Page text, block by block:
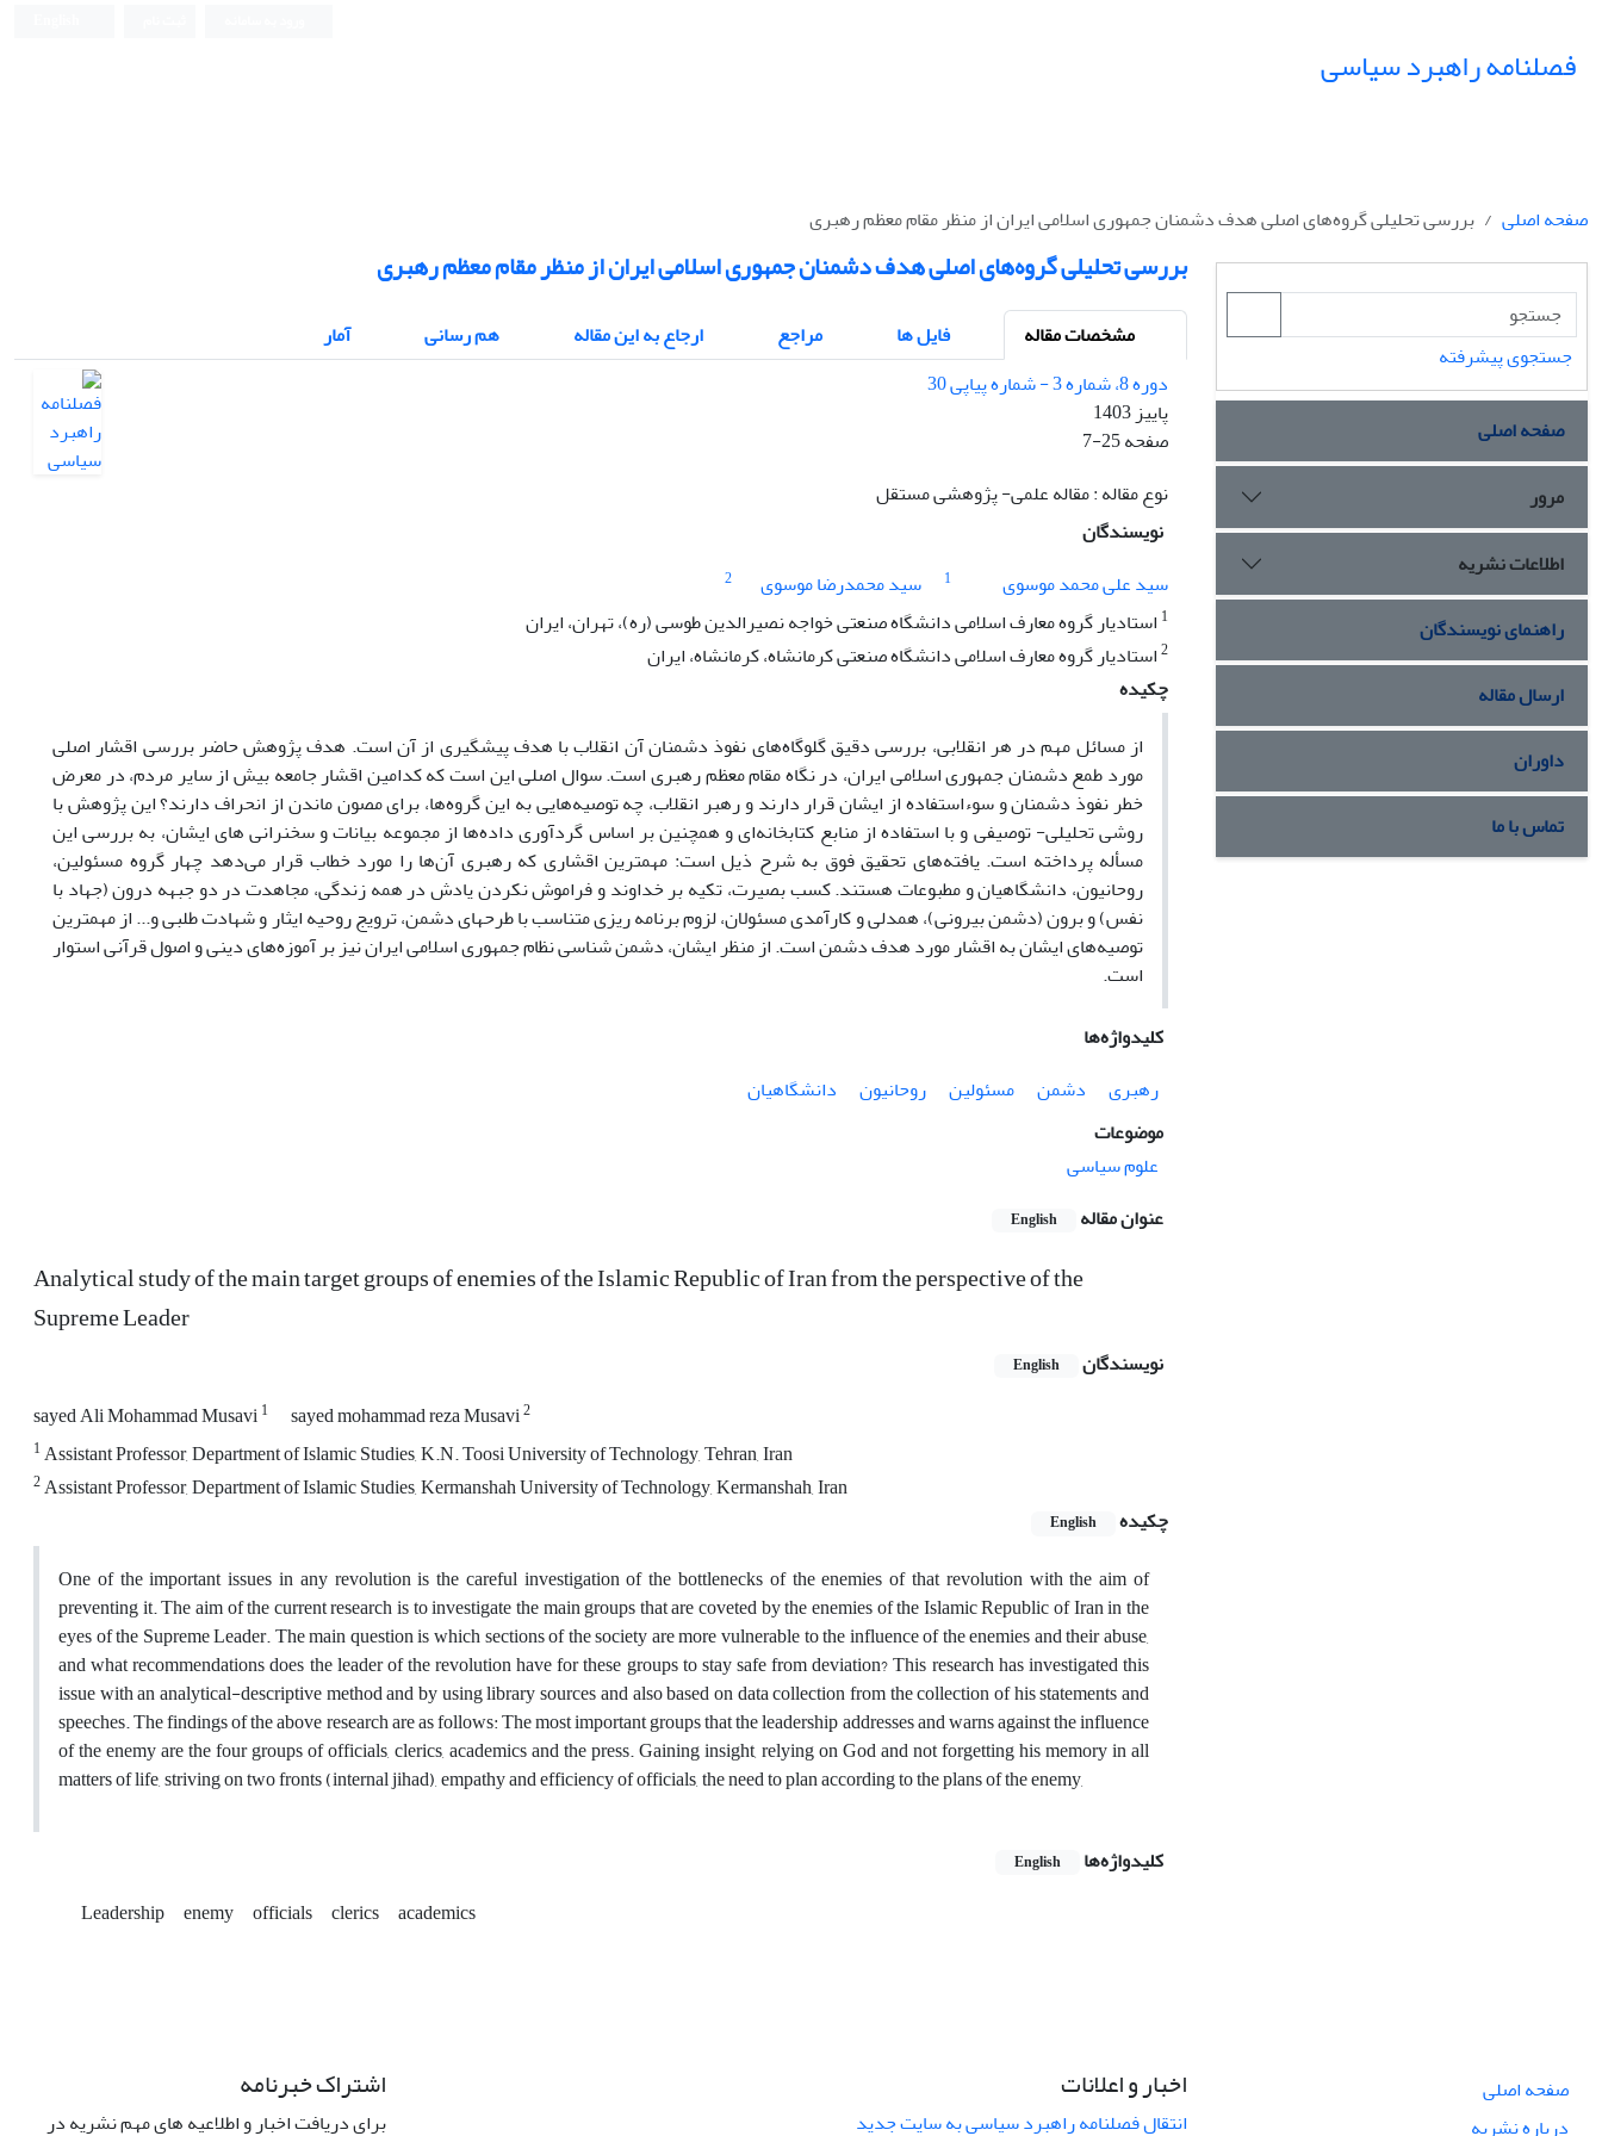
فصلنامه راهبرد سیاسی
صفحه اصلی بررسی تحلیلی گروه‌های اصلی هدف دشمنان جمهوری اسلامی ایران از منظر مقام معظم رهبری
بررسی تحلیلی گروه‌های اصلی هدف دشمنان جمهوری اسلامی ایران از منظر مقام معظم رهبری
مشخصات مقاله فایل ها مراجع ارجاع به این مقاله هم رسانی
آمار
دوره 8، شماره 3 - شماره پیاپی 30
پاییز 1403
صفحه7-25
نوع مقاله : مقاله علمی- پژوهشی مستقل
نویسندگان
سید علی محمد موسوی
1 سید محمدرضا موسوی
2
1 استادیار گروه معارف اسلامی دانشگاه صنعتی خواجه نصیرالدین طوسی (ره)، تهران، ایران
2استادیار گروه معارف اسلامی دانشگاه صنعتی کرمانشاه، کرمانشاه، ایران
چکیده
از مسائل مهم در هر انقلابی، بررسی دقیق گلوگاه‌های نفوذ دشمنان آن انقلاب با هدف پیشگیری از آن است. هدف پژوهش حاضر بررسی اقشار اصلی
مورد طمع دشمنان جمهوری اسلامی ایران، در نگاه مقام معظم رهبری است. سوال اصلی این است که کدامین اقشار جامعه بیش از سایر مردم، در معرض
خطر نفوذ دشمنان و سوءاستفاده از ایشان قرار دارند و رهبر انقلاب، چه توصیه‌هایی به این گروه‌ها، برای مصون ماندن از انحراف دارند؟ این پژوهش با
روشی تحلیلی- توصیفی و با استفاده از منابع کتابخانه‌ای و همچنین بر اساس گردآوری داده‌ها از مجموعه بیانات و سخنرانی های ایشان، به بررسی این
مسأله پرداخته است. یافته‌های تحقیق فوق به شرح ذیل است: مهمترین اقشاری که رهبری آن‌ها را مورد خطاب قرار می‌دهد چهار گروه مسئولین،
روحانیون، دانشگاهیان و مطبوعات هستند. کسب بصیرت، تکیه بر خداوند و فراموش نکردن یادش در همه زندگی، مجاهدت در دو جبهه درون (جهاد با
نفس) و برون (دشمن بیرونی)، همدلی و کارآمدی مسئولان، لزوم برنامه ریزی متناسب با طرحهای دشمن، ترویج روحیه ایثار و شهادت طلبی و... از مهمترین
توصیه‌های ایشان به اقشار مورد هدف دشمن است. از منظر ایشان، دشمن شناسی نظام جمهوری اسلامی ایران نیز بر آموزه‌های دینی و اصول قرآنی استوار
است.
کلیدواژه‌ها
رهبری
دشمن مسئولین روحانیون
دانشگاهیان
موضوعات
علوم سیاسی
عنوان مقاله
English
Analytical study of the main target groups of enemies of the Islamic Republic of Iran from the perspective of the
Supreme Leader
نویسندگان English
sayed Ali Mohammad Musavi1 sayed mohammad reza Musavi2
1Assistant Professor, Department of Islamic Studies, K.N. Toosi University of Technology, Tehran, Iran
2Assistant Professor, Department of Islamic Studies, Kermanshah University of Technology, Kermanshah, Iran
چکیده
English
One of the important issues in any revolution is the careful investigation of the bottlenecks of the enemies of that revolution with the aim of
preventing it. The aim of the current research is to investigate the main groups that are coveted by the enemies of the Islamic Republic of Iran in the
eyes of the Supreme Leader. The main question is which sections of the society are more vulnerable to the influence of the enemies and their abuse,
and what recommendations does the leader of the revolution have for these groups to stay safe from deviation? This research has investigated this
issue with an analytical-descriptive method and by using library sources and also based on data collection from the collection of his statements and
speeches. The findings of the above research are as follows: The most important groups that the leadership addresses and warns against the influence
of the enemy are the four groups of officials, clerics, academics and the press. Gaining insight, relying on God and not forgetting his memory in all
matters of life, striving on two fronts (internal jihad), empathy and efficiency of officials, the need to plan according to the plans of the enemy,
کلیدواژه‌ها English
Leadership enemy officials clerics academics
جستجوی پیشرفته
صفحه اصلی
مرور
اطلاعات نشریه
راهنمای نویسندگان
ارسال مقاله
داوران
تماس با ما
صفحه اصلی
درباره نشریه
اخبار و اعلانات
انتقال فصلنامه راهبرد سیاسی به سایت جدید
اشتراک خبرنامه
برای دریافت اخبار و اطلاعیه های مهم نشریه در